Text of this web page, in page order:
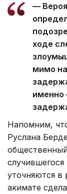
—
ходе
мимо
именно
Напомним,
Руслана
уточняются в
акимате